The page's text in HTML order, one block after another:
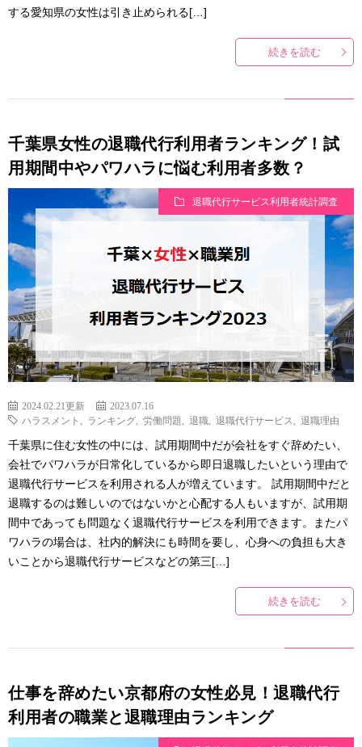
する愛知県の女性は引き止められる[…]
続きを読む
千葉県女性の退職代行利用者ランキング！試
用期間中やパワハラに悩む利用者多数？
退職代行サービス利用者統計調査
2024.02.21更新
2023.07.16
ハラスメント
ランキング 労働問題 退職 退職代行サービス 退職理由
千葉県に住む女性の中には、試用期間中だが会社をすぐ辞めたい、
会社でパワハラが日常化しているから即日退職したいという理由で
退職代行サービスを利用される人が増えています。 試用期間中だと
退職するのは難しいのではないかと心配する人もいますが、試用期
間中であっても問題なく退職代行サービスを利用できます。またパ
ワハラの場合は、社内的解決にも時間を要し、心身への負担も大き
いことから退職代行サービスなどの第三[…]
続きを読む
仕事を辞めたい京都府の女性必見！退職代行
利用者の職業と退職理由ランキング